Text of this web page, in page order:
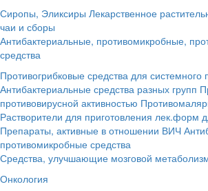
Сиропы, Эликсиры Лекарственное
чаи и сборы
Антибактериальные, противомикробные,
средства
Противогрибковые средства для
Антибактериальные средства разных групп
противовирусной активностью
Растворители для приготовления лек.форм
Препараты, активные в отношении ВИЧ
противомикробные средства
Средства, улучшающие мозговой
Онкология